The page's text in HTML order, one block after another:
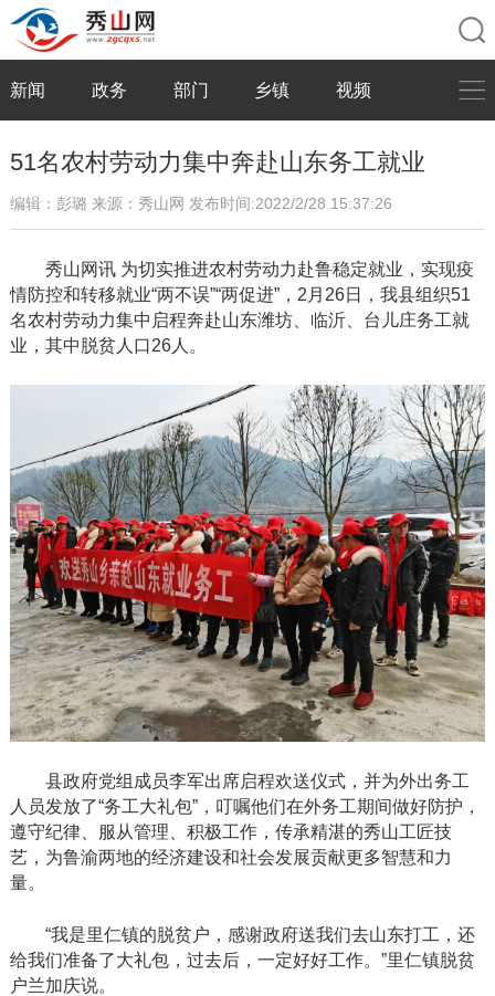
新闻 政务 部门 乡镇 视频
51名农村劳动力集中奔赴山东务工就业
编辑：彭璐 来源：秀山网 发布时间:2022/2/28 15:37:26
秀山网讯 为切实推进农村劳动力赴鲁稳定就业，实现疫
情防控和转移就业“两不误”“两促进”，2月26日，我县组织51
名农村劳动力集中启程奔赴山东潍坊、临沂、台儿庄务工就
业，其中脱贫人口26人。
县政府党组成员李军出席启程欢送仪式，并为外出务工
人员发放了“务工大礼包”，叮嘱他们在外务工期间做好防护，
遵守纪律、服从管理、积极工作，传承精湛的秀山工匠技
艺，为鲁渝两地的经济建设和社会发展贡献更多智慧和力
量。
“我是里仁镇的脱贫户，感谢政府送我们去山东打工，还
给我们准备了大礼包，过去后，一定好好工作。”里仁镇脱贫
户兰加庆说。